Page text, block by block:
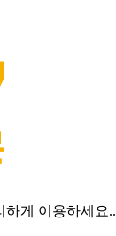
하게 이용하세요..